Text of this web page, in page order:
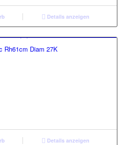
Details anzeigen
Rh61cm Diam 27K
Details anzeigen